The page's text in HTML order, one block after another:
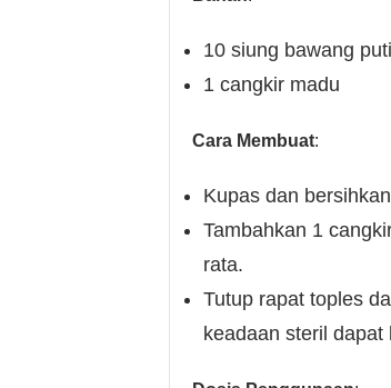
10 siung bawang
1 cangkir madu
Cara Membuat:
Kupas dan
Tambahkan 1
rata.
Tutup rapat toples
keadaan steril